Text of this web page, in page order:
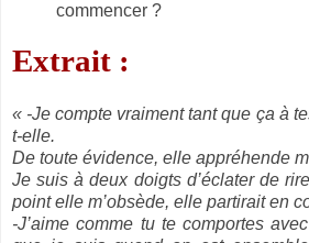
commencer ?
Extrait :
« -Je compte vraiment tant que ça à
t-elle.
De toute évidence, elle appréhende
Je suis à deux doigts d’éclater de
point elle m’obsède, elle partirait en
-J’aime comme tu te comportes